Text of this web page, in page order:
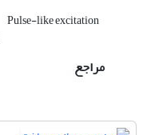
Pulse-like excitation
مراجع